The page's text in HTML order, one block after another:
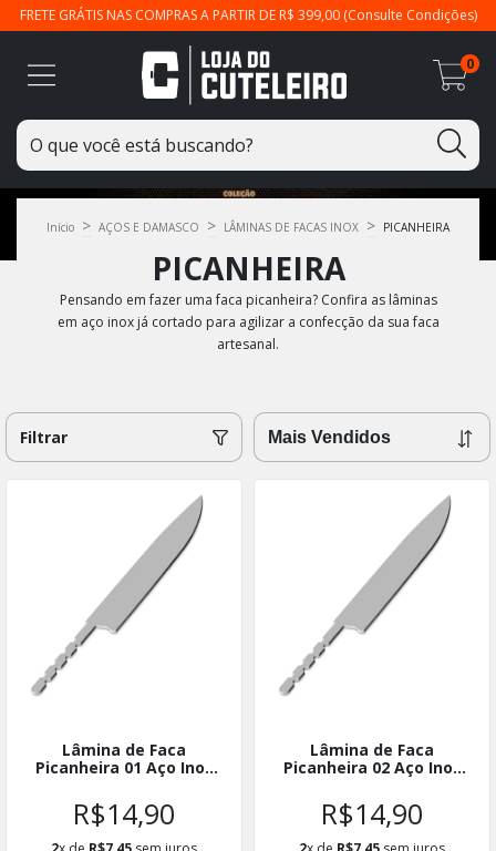
FRETE GRÁTIS NAS COMPRAS A PARTIR DE R$ 399,00 (Consulte Condições)
0
Início > AÇOS E DAMASCO > LÂMINAS DE FACAS INOX > PICANHEIRA
PICANHEIRA
Pensando em fazer uma faca picanheira? Confira as lâminas
em aço inox já cortado para agilizar a confecção da sua faca
artesanal.
Filtrar
Lâmina de Faca
Picanheira 01 Aço Inox
ELPICINX01
R$14,90
Lâmina de Faca
Picanheira 02 Aço Inox
ELPICINX02
R$14,90